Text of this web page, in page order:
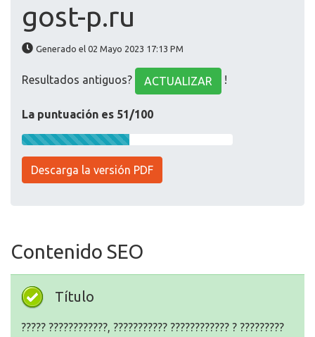
gost-p.ru
Generado el 02 Mayo 2023 17:13 PM
Resultados antiguos? ACTUALIZAR !
La puntuación es 51/100
Descarga la versión PDF
Contenido SEO
Título
????? ????????????, ??????????? ???????????? ? ?????????